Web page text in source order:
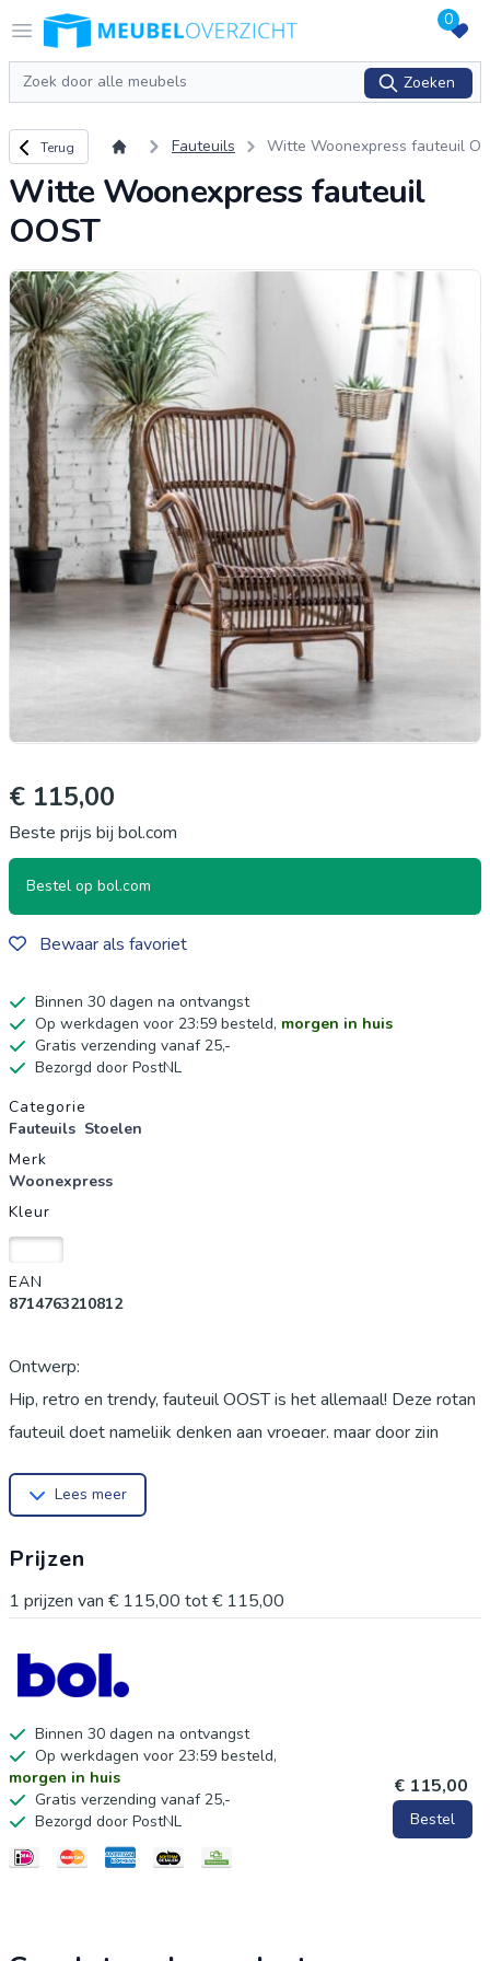
Open menu
Logo Meubeloverzicht.nl 0
Zoeken
Zoeken
Terug naar overzicht
Terug Fauteuils
Witte Woonexpress fauteuil O
Witte Woonexpress fauteuil
OOST
€ 115,00
Beste prijs bij bol.com
Bestel op bol.com
Bewaar als favoriet
Binnen 30 dagen na ontvangst
Op werkdagen voor 23:59 besteld, morgen in huis
Gratis verzending vanaf 25,-
Bezorgd door PostNL
Productgegevens
Categorie
Fauteuils Stoelen
Merk
Woonexpress
Kleur
EAN
8714763210812
Ontwerp:
Hip, retro en trendy, fauteuil OOST is het allemaal! Deze rotan
fauteuil doet namelijk denken aan vroeger, maar door zijn
woonkamer, slaapkamer of serre neerzetten. Het rotan is
je het jezelf nog comfortabeler maken? Leg er dan kussens in.
Fauteuil OOST is gemaakt van rotan en naturel gelakt. Je kunt
hem dus eenvoudig schoon maken met een natte doek.
Lees meer
Prijzen
1 prijzen van € 115,00 tot€ 115,00
Binnen 30 dagen na ontvangst
Op werkdagen voor 23:59 besteld,
morgen in huis
Gratis verzending vanaf 25,-
Bezorgd door PostNL
€ 115,00
Bestel